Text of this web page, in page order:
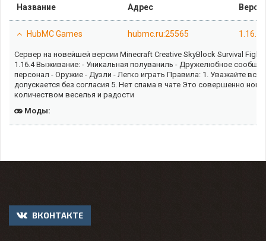
Название Адрес
HubMC Games hubmc.ru:25565 1.16.2
Сервер на новейшей версии Minecraft Creative SkyBlock Survival
1.16.4 Выживание: - Уникальная полуваниль - Дружелюбное
персонал - Оружие - Дуэли - Легко играть Правила: 1. Уважайте
допускается без согласия 5. Нет спама в чате Это совершенно
количеством веселья и радости
Моды:
ВКОНТАКТЕ